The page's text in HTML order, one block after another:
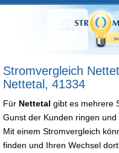
Stromvergleich
Nettetal, 41334
Für Nettetal gibt es mehrere
Gunst der Kunden ringen
Mit einem Stromvergleich
finden und Ihren Wechsel